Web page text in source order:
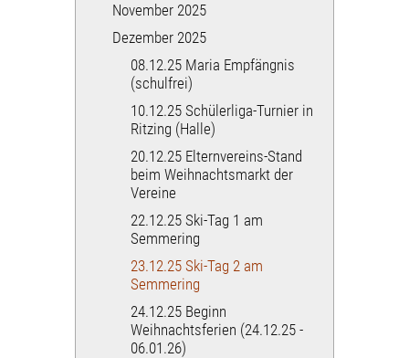
November 2025
Dezember 2025
08.12.25 Maria Empfängnis
(schulfrei)
10.12.25 Schülerliga-Turnier in
Ritzing (Halle)
20.12.25 Elternvereins-Stand
beim Weihnachtsmarkt der
Vereine
22.12.25 Ski-Tag 1 am
Semmering
23.12.25 Ski-Tag 2 am
Semmering
24.12.25 Beginn
Weihnachtsferien (24.12.25 -
06.01.26)